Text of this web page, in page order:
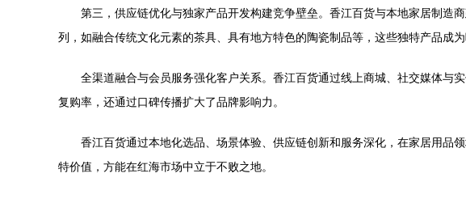
第三，供应链优化与独家产品开发构建竞争壁垒。香江百货与本地家居制造
列，如融合传统文化元素的茶具、具有地方特色的陶瓷制品等，这些独特产品成为
全渠道融合与会员服务强化客户关系。香江百货通过线上商城、社交媒体与
复购率，还通过口碑传播扩大了品牌影响力。
香江百货通过本地化选品、场景体验、供应链创新和服务深化，在家居用品
特价值，方能在红海市场中立于不败之地。